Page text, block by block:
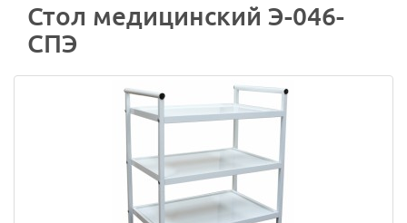
Стол медицинский Э-046-
СПЭ